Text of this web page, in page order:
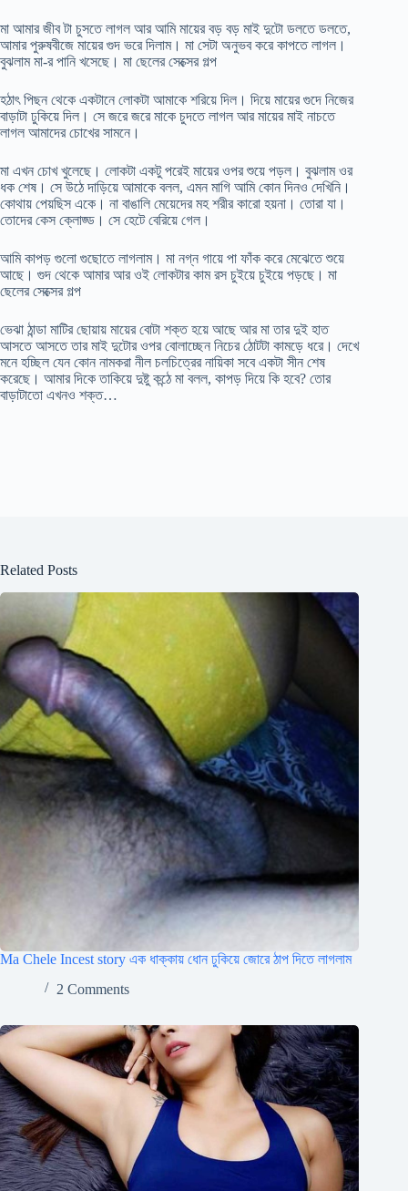
মা আমার জীব টা চুসতে লাগল আর আমি মায়ের বড় বড় মাই দুটো ডলতে ডলতে,
আমার পুরুষবীজে মায়ের গুদ ভরে দিলাম। মা সেটা অনুভব করে কাপতে লাগল।
বুঝলাম মা-র পানি খসেছে। মা ছেলের সেক্সের গল্প
হঠাৎ পিছন থেকে একটানে লোকটা আমাকে শরিয়ে দিল। দিয়ে মায়ের গুদে নিজের
বাড়াটা ঢুকিয়ে দিল। সে জরে জরে মাকে চুদতে লাগল আর মায়ের মাই নাচতে
লাগল আমাদের চোখের সামনে।
মা এখন চোখ খুলেছে। লোকটা একটু পরেই মায়ের ওপর শুয়ে পড়ল। বুঝলাম ওর
ধক শেষ। সে উঠে দাড়িয়ে আমাকে বলল, এমন মাগি আমি কোন দিনও দেখিনি।
কোথায় পেয়ছিস একে। না বাঙালি মেয়েদের মহ শরীর কারো হয়না। তোরা যা।
তোদের কেস ক্লোজ্ড। সে হেটে বেরিয়ে গেল।
আমি কাপড় গুলো গুছোতে লাগলাম। মা নগ্ন গায়ে পা ফাঁক করে মেঝেতে শুয়ে
আছে। গুদ থেকে আমার আর ওই লোকটার কাম রস চুইয়ে চুইয়ে পড়ছে। মা
ছেলের সেক্সের গল্প
ভেঝা ঠান্ডা মাটির ছোয়ায় মায়ের বোটা শক্ত হয়ে আছে আর মা তার দুই হাত
আসতে আসতে তার মাই দুটোর ওপর বোলাচ্ছেন নিচের ঠোটটা কামড়ে ধরে। দেখে
মনে হচ্ছিল যেন কোন নামকরা নীল চলচিত্রের নায়িকা সবে একটা সীন শেষ
করেছে। আমার দিকে তাকিয়ে দুষ্টু কন্ঠে মা বলল, কাপড় দিয়ে কি হবে? তোর
বাড়াটাতো এখনও শক্ত…
Related Posts
Ma Chele Incest story এক ধাক্কায় ধোন ঢুকিয়ে জোরে ঠাপ দিতে লাগলাম
2 Comments